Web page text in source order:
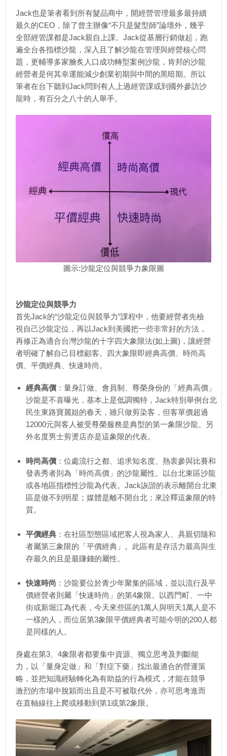
Jack也是筆者看到所有髮品商中，開經營管理最多最持續
最久的CEO，除了曾主辦像“不只是髮型師”論壇外，幾乎
全部經管課都是Jack親自上課。Jack從基層行銷做起，跑
遍全台各指標沙龍，深入且了解沙龍在管理與經營核心問
題，更輔導多家膾炙人口成功轉型案例沙龍，肯邦的沙龍
經營者是何其幸運能減少創業初期與中間的黑暗期。所以
筆者在台下聽到Jack問到有人上過經管課或到國外參訪沙
龍時，有百分之八十的人舉手。
圖示:沙龍定位與競爭力象限圖
沙龍定位與競爭力
首先Jack的“沙龍定位與競爭力”課程中，他要經營者先檢
視自己沙龍定位，再以Jack到美國把一些非常好的方法，
再修正為適合台灣沙龍的十字四大象限法(如上圖)，讓經營
者明確了解自己目標顧客。四大象限即經典高價、時尚高
價、平價經典、快速時尚。
經典高價 ：量身訂做、會員制、尊榮身份的「經典高價」
沙龍是不喜曝光，基本上是低調獨特，Jack特別舉例台北
民生東路寶麗姐的春天，雖只做剪染客，但客單價超過
12000元與客人被受尊榮服務是典型的第一象限沙龍。另
外名度男士剪燙店亦是這象限的代表。
時尚高價 ：位處流行之都、追求知名度、熱衷參與比賽和
發表秀者則為「時尚高價」的沙龍屬性。以台北東區沙龍
或各地區指標性沙龍為代表。Jack詼諧的表示離開台北東
區是做不到明星；媒體是離不開台北；來詮釋這象限的特
質。
平價經典 ：在社區型態區域把客人視為家人、具親切隨和
者屬第三象限的「平價經典」。此區有是存活力最高與生
存最久的且是最賺錢的屬性。
快速時尚 ：沙龍要位於青少年聚集的區域，並以流行及平
價經營者則屬「快速時尚」的第4象限。以西門町、一中
街或新堀江為代表，今天來些區的1萬人與明天1萬人是不
一樣的人，而位居第3象限平價經典者可能今明的200人都
是同樣的人。
身處在第3、4象限者都要集中資源、獨立思考及判斷能
力，以「量身定做」和「對症下藥」找出最適合的營運策
略，並把知識經驗轉化為有助益的行為模式，才能在競爭
激烈的市場中脫穎而出且是不可被取代外，亦可思考進而
在直軸線往上爬或移動到第1或第2象限。